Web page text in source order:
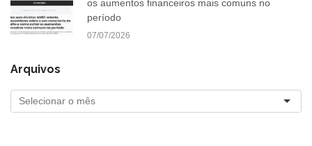
os aumentos financeiros mais comuns no
período
07/07/2026
Arquivos